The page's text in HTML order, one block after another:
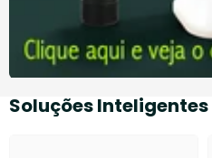
Soluções Inteligentes